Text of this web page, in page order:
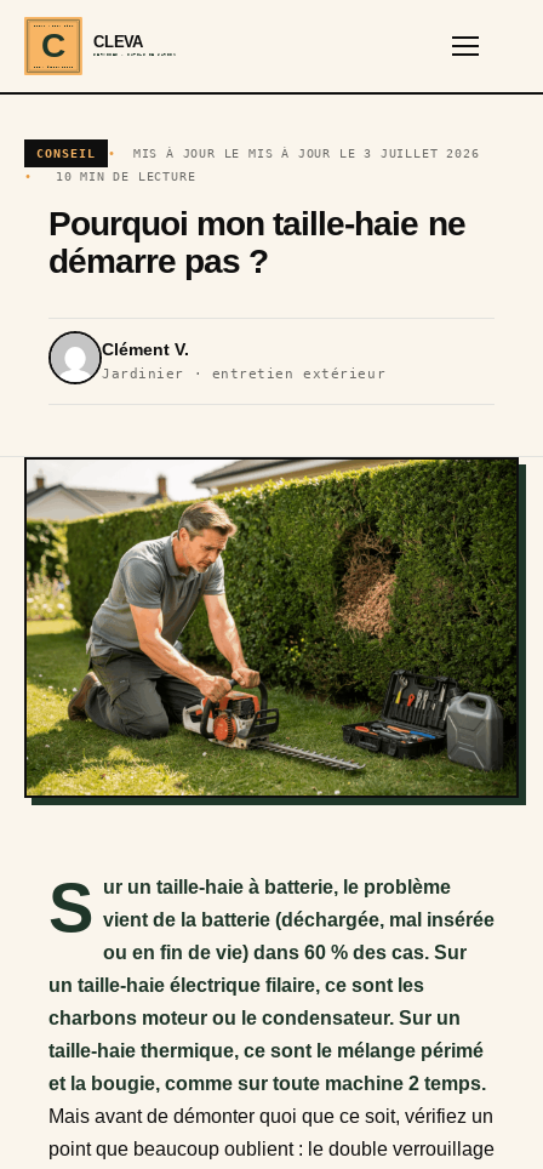
C
CLEVA · EST. 2024
REF · GARDEN TOOLS
CLEVA
SERVICES · OUTILS DE JARDIN
CONSEIL
MIS À JOUR LE MIS À JOUR LE 3 JUILLET 2026
10 MIN DE LECTURE
Pourquoi mon taille-haie ne
démarre pas ?
Clément V.
Jardinier · entretien extérieur
S
ur un taille-haie à batterie, le problème
vient de la batterie (déchargée, mal insérée
ou en fin de vie) dans 60 % des cas. Sur
un taille-haie électrique filaire, ce sont les
charbons moteur ou le condensateur. Sur un
taille-haie thermique, ce sont le mélange périmé
et la bougie, comme sur toute machine 2 temps.
Mais avant de démonter quoi que ce soit, vérifiez un
point que beaucoup oublient : le double verrouillage